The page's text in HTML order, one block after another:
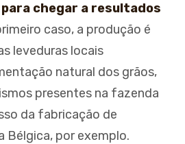
chegar a resultados
caso, a produção é
leveduras locais
natural dos grãos,
presentes na fazenda
da fabricação de
Bélgica, por exemplo.